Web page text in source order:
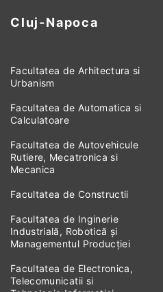
Cluj-Napoca
Facultatea de Arhitectura si
Urbanism
Facultatea de Automatica si
Calculatoare
Facultatea de Autovehicule
Rutiere, Mecatronica si
Mecanica
Facultatea de Constructii
Facultatea de Inginerie
Industrială, Robotică și
Managementul Producției
Facultatea de Electronica,
Telecomunicatii si